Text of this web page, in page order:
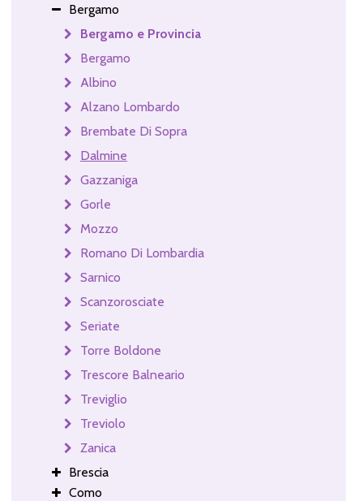
Bergamo
Bergamo e Provincia
Bergamo
Albino
Alzano Lombardo
Brembate Di Sopra
Dalmine
Gazzaniga
Gorle
Mozzo
Romano Di Lombardia
Sarnico
Scanzorosciate
Seriate
Torre Boldone
Trescore Balneario
Treviglio
Treviolo
Zanica
Brescia
Como